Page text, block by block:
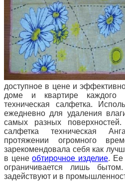
доступное в цене и
доме и квартире каждого
техническая салфетка.
ежедневно для удаления
самых разных
салфетка техническая
протяжении огромного
зарекомендовала себя как
в ценеобтирочное изделие. Ее
ограничивается лишь
задействуют и в